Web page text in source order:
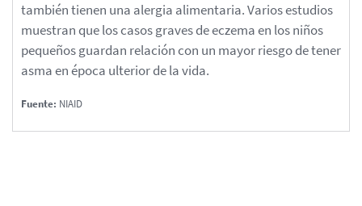
también tienen una alergia alimentaria. Varios estudios
muestran que los casos graves de eczema en los niños
pequeños guardan relación con un mayor riesgo de tener
asma en época ulterior de la vida.
Fuente: NIAID